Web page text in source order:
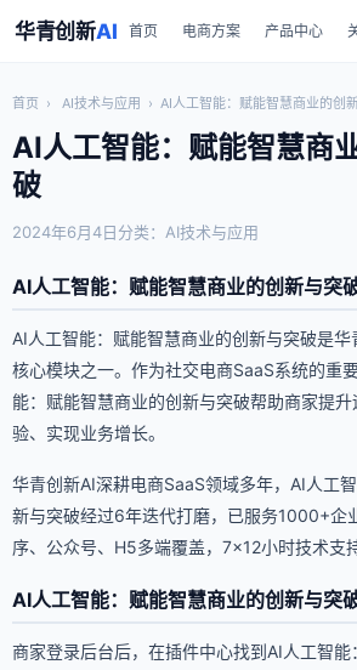
华青创新AI 首页 电商方案 产品中心
首页 › AI技术与应用 › AI人工智能：赋能智慧商业的创
AI人工智能：赋能智慧商
破
2024年6月4日分类：AI技术与应用
AI人工智能：赋能智慧商业的创新与突
AI人工智能：赋能智慧商业的创新与突破是
核心模块之一。作为社交电商SaaS系统的重
能：赋能智慧商业的创新与突破帮助商家提
验、实现业务增长。
华青创新AI深耕电商SaaS领域多年，AI人工
新与突破经过6年迭代打磨，已服务1000+企
序、公众号、H5多端覆盖，7×12小时技术支持
AI人工智能：赋能智慧商业的创新与突
商家登录后台后，在插件中心找到AI人工智